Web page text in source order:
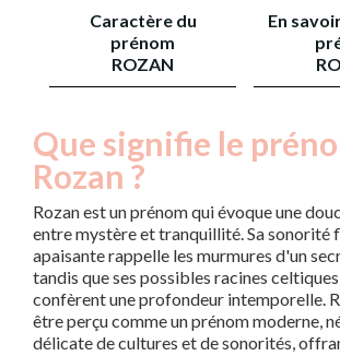
Caractère du
prénom
ROZAN
En
Que signifie le
Rozan ?
Rozan est un prénom qui évoque une
entre mystère et tranquillité. Sa sonorité
apaisante rappelle les murmures d'un
tandis que ses possibles racines
confèrent une profondeur intemporelle.
être perçu comme un prénom moderne,
délicate de cultures et de sonorités,